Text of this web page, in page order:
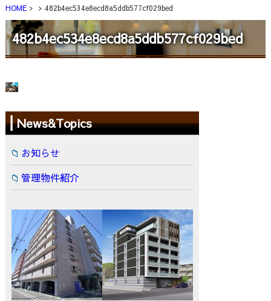
HOME 482b4ec534e8ecd8a5ddb577cf029bed
482b4ec534e8ecd8a5ddb577cf029bed
News&Topics
お知らせ
管理物件紹介